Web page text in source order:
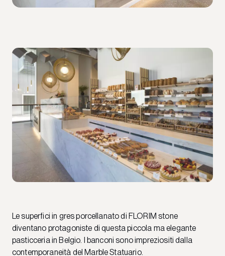
Le superfici in gres porcellanato di FLORIM stone
diventano protagoniste di questa piccola ma elegante
pasticceria in Belgio. I banconi sono impreziositi dalla
contemporaneità del Marble Statuario.